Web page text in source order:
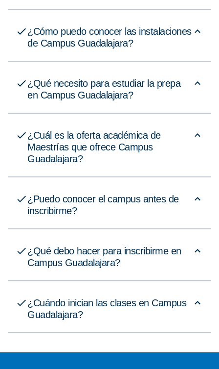
¿Cómo puedo conocer las instalaciones
de Campus Guadalajara?
¿Qué necesito para estudiar la prepa
en Campus Guadalajara?
¿Cuál es la oferta académica de
Maestrías que ofrece Campus
Guadalajara?
¿Puedo conocer el campus antes de
inscribirme?
¿Qué debo hacer para inscribirme en
Campus Guadalajara?
¿Cuándo inician las clases en Campus
Guadalajara?